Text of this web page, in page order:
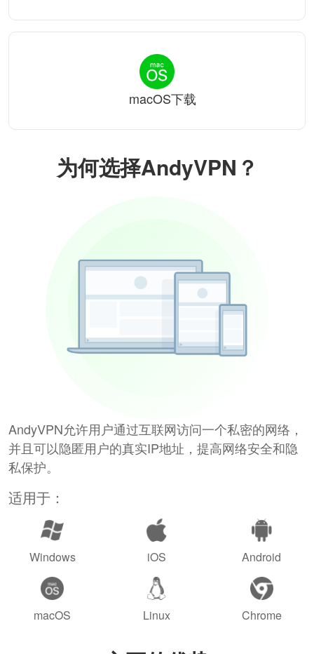
为何选择AndyVPN？
AndyVPN允许用户通过互联网访问一个私密的网络，
并且可以隐匿用户的真实IP地址，提高网络安全和隐
私保护。
适用于：
Windows iOS Android
macOS Linux Chrome
macOS下载